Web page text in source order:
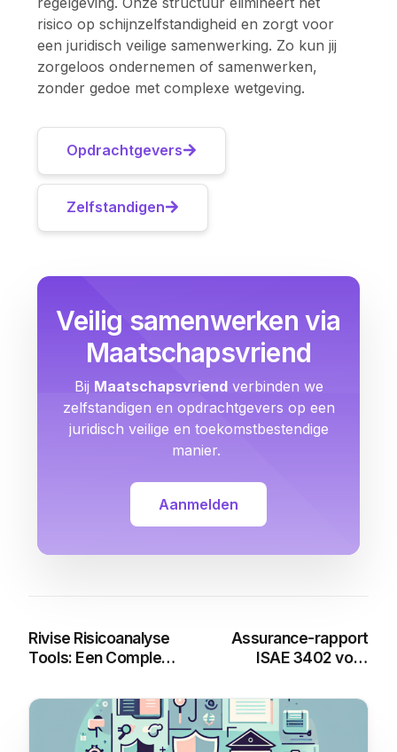
risico op schijnzelfstandigheid en zorgt voor
een juridisch veilige samenwerking. Zo kun jij
zorgeloos ondernemen of samenwerken,
zonder gedoe met complexe wetgeving.
Opdrachtgevers
Zelfstandigen
Veilig samenwerken via
Maatschapsvriend
Bij Maatschapsvriendverbinden we
zelfstandigen en opdrachtgevers op een
juridisch veilige en toekomstbestendige
manier.
Aanmelden
Rivise Risicoanalyse
Tools: Een Compleet
Assurance-rapport
ISAE 3402 voor
moet weten
You may also like